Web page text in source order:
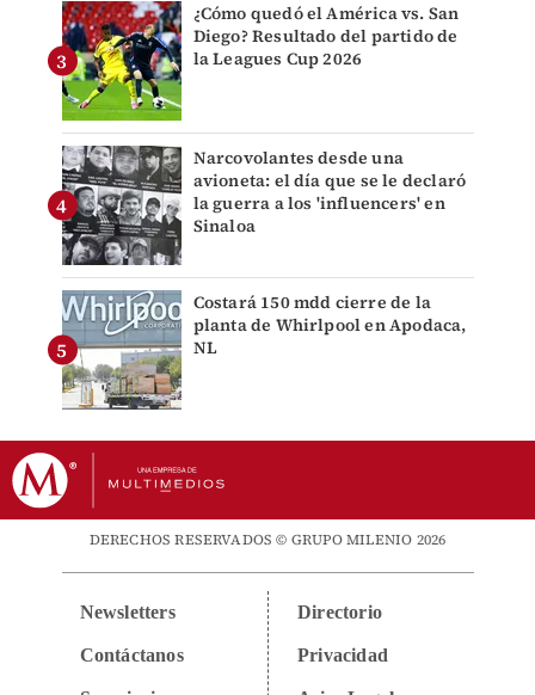
¿Cómo quedó el América vs. San
Diego? Resultado del partido de
la Leagues Cup 2026
Narcovolantes desde una
avioneta: el día que se le declaró
la guerra a los 'influencers' en
Sinaloa
Costará 150 mdd cierre de la
planta de Whirlpool en Apodaca,
NL
DERECHOS RESERVADOS © GRUPO MILENIO 2026
Newsletters
Contáctanos
Directorio
Privacidad